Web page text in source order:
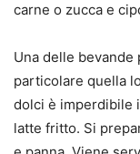
carne o zucca e
Una delle bevande
particolare quella
dolci è imperdibile
latte fritto. Si